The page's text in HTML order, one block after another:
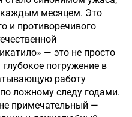
каждым месяцем. Это
и противоречивого
— это не просто
погружение в
работу
ложному следу годами.
примечательный —